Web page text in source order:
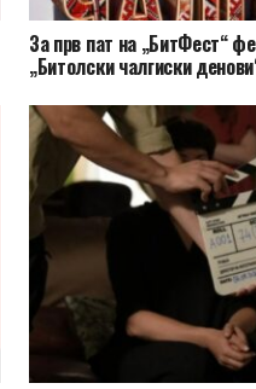
За прв пат на „БитФест“
„Битолски чалгиски